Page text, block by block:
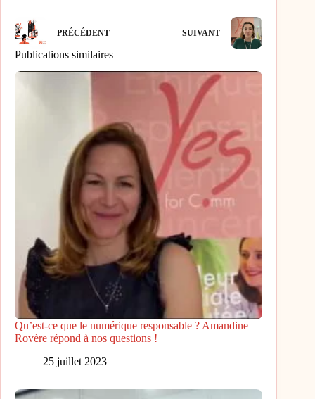
PRÉCÉDENT SUIVANT
Publications similaires
Qu’est-ce que le numérique responsable ? Amandine
Rovère répond à nos questions !
25 juillet 2023